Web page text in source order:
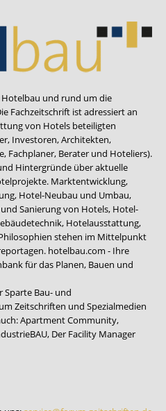
und rund um die
Fachzeitschrift ist adressiert an
von Hotels beteiligten
Investoren, Architekten,
Fachplaner, Berater und Hoteliers).
Hintergründe über aktuelle
Marktentwicklung,
Hotel-Neubau und Umbau,
Sanierung von Hotels, Hotel-
Hotelausstattung,
stehen im Mittelpunkt
hotelbau.com - Ihre
für das Planen, Bauen und
Bau- und
Zeitschriften und Spezialmedien
Apartment Community,
, Der Facility Manager